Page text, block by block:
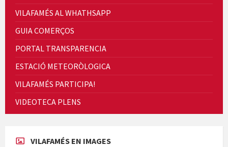
Quintà Culroja
Cicle de Cine i Dones rurals
VILAFAMÉS AL WHATHSAPP
GUIA COMERÇOS
PORTAL TRANSPARENCIA
ESTACIÓ METEORÒLOGICA
VILAFAMÉS PARTICIPA!
VIDEOTECA PLENS
VILAFAMÉS EN IMAGES